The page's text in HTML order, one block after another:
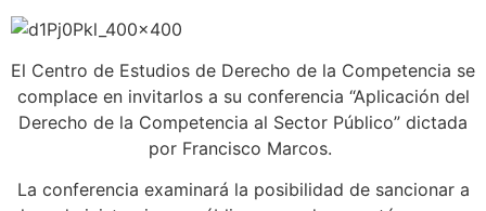
El Centro de Estudios de Derecho de la Competencia se
complace en invitarlos a su conferencia “Aplicación del
Derecho de la Competencia al Sector Público” dictada
por Francisco Marcos.
La conferencia examinará la posibilidad de sancionar a